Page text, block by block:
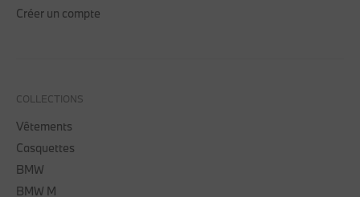
Créer un compte
COLLECTIONS
Vêtements
Casquettes
BMW
BMW M